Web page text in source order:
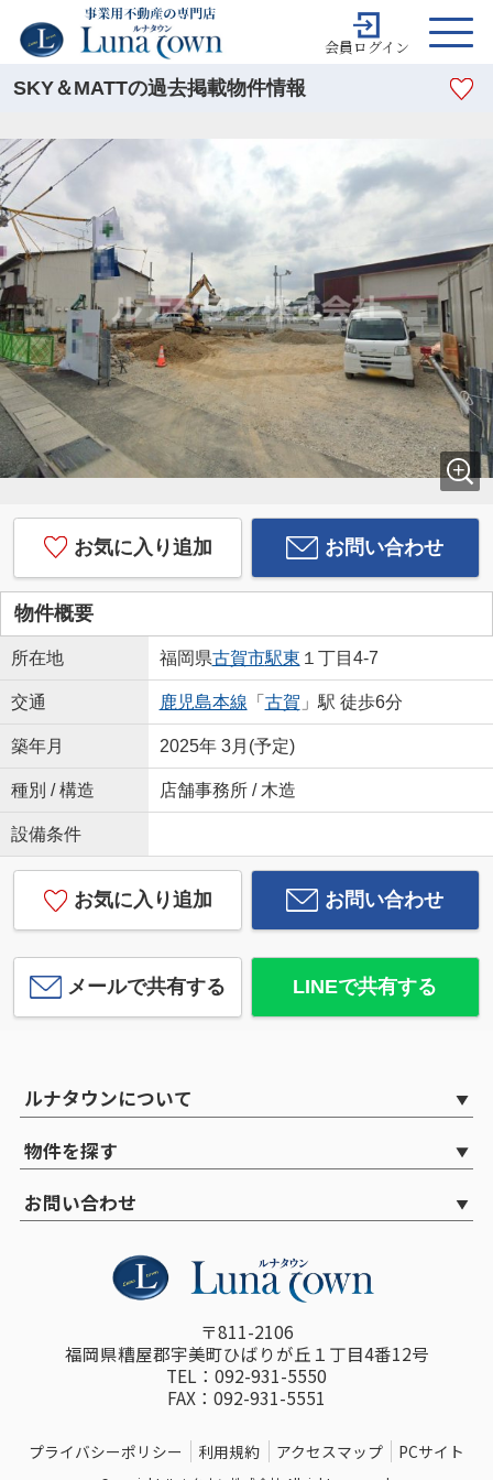
会員ログイン
SKY＆MATTの過去掲載物件情報
お気に入り追加 お問い合わせ
物件概要
所在地 福岡県古賀市駅東 １丁目4-7
交通 鹿児島本線 「 古賀 」駅 徒歩6分
築年月 2025年 3月(予定)
種別 / 構造 店舗事務所 / 木造
設備条件
お気に入り追加 お問い合わせ
メールで共有する LINEで共有する
ルナタウンについて
物件を探す
お問い合わせ
〒811-2106
福岡県糟屋郡宇美町ひばりが丘１丁目4番12号
TEL：092-931-5550
FAX：092-931-5551
プライバシーポリシー 利用規約 アクセスマップ PCサイト